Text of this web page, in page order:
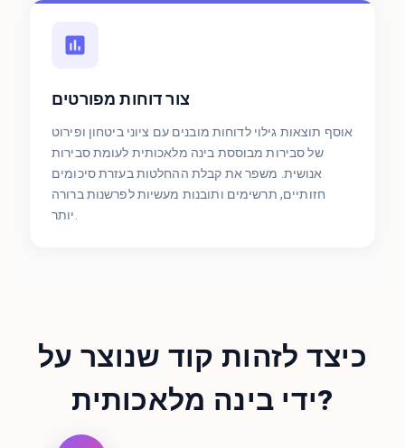
צור דוחות מפורטים
אוסף תוצאות גילוי לדוחות מובנים עם ציוני ביטחון ופירוט
של סבירות מבוססת בינה מלאכותית לעומת סבירות
אנושית. משפר את קבלת ההחלטות בעזרת סיכומים
חזותיים, תרשימים ותובנות מעשיות לפרשנות ברורה
כיצד לזהות קוד שנוצר על
ידי בינה מלאכותית?